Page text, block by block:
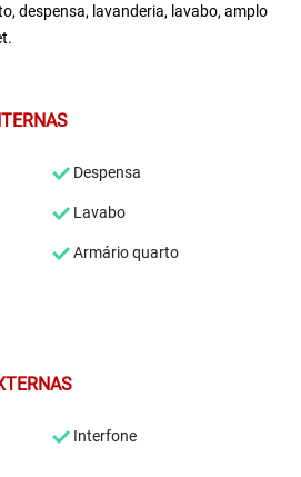
despensa, lavanderia, lavabo, amplo
Despensa
Lavabo
Armário quarto
Interfone